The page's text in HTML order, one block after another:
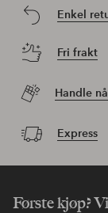
Enkel
Fri frakt
Handle
Express
Første kjøp?